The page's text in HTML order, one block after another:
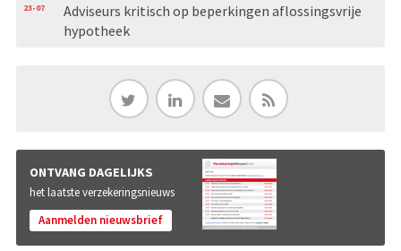
23-07
Adviseurs kritisch op beperkingen aflossingsvrije
hypotheek
ONTVANG DAGELIJKS
het laatste verzekeringsnieuws
Aanmelden nieuwsbrief